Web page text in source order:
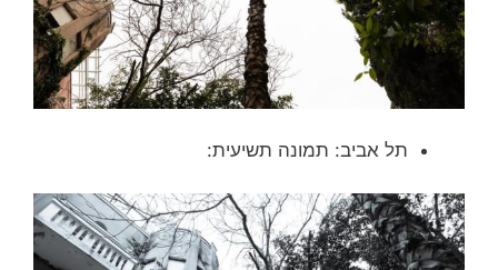
תל אביב: תמונה תשיעית: